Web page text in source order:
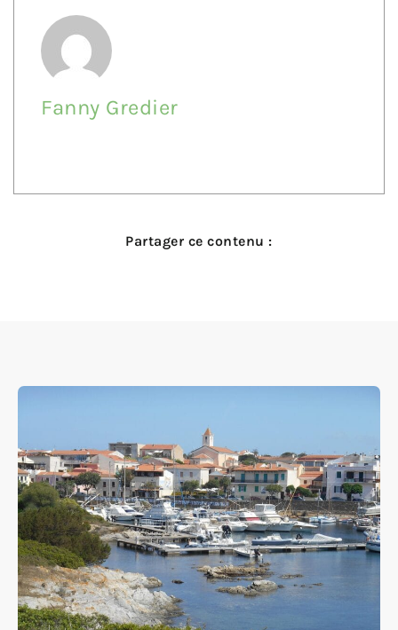
Fanny Gredier
Partager ce contenu :